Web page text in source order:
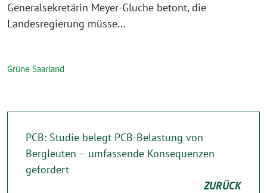
Generalsekretärin Meyer-Gluche betont, die
Landesregierung müsse…
Grüne Saarland
PCB: Studie belegt PCB-Belastung von
Bergleuten – umfassende Konsequenzen
gefordert
ZURÜCK